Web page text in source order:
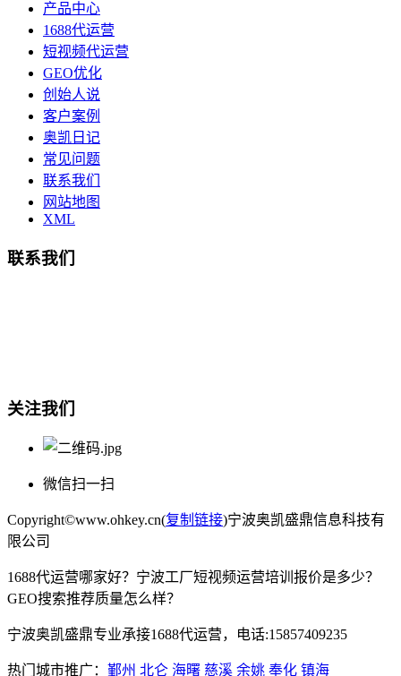
产品中心
1688代运营
短视频代运营
GEO优化
创始人说
客户案例
奥凯日记
常见问题
联系我们
网站地图
XML
联系我们
关注我们
微信扫一扫
Copyright©www.ohkey.cn(复制链接)宁波奥凯盛鼎信息科技有
限公司
1688代运营哪家好？宁波工厂短视频运营培训报价是多少？
GEO搜索推荐质量怎么样？
宁波奥凯盛鼎专业承接1688代运营，电话:15857409235
热门城市推广： 鄞州 北仑 海曙 慈溪 余姚 奉化 镇海